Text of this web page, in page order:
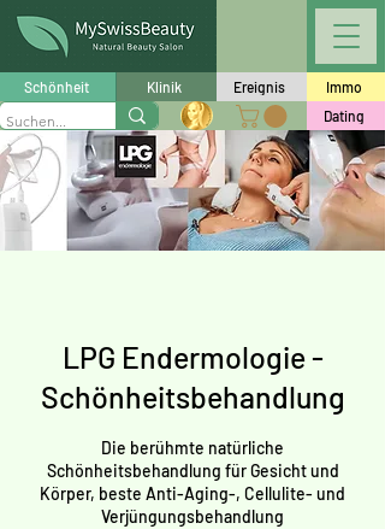
Schönheit Klinik Ereignis
Immo
Dating
LPG Endermologie -
Schönheitsbehandlung
Die berühmte natürliche
Schönheitsbehandlung für Gesicht und
Körper, beste Anti-Aging-, Cellulite- und
Verjüngungsbehandlung